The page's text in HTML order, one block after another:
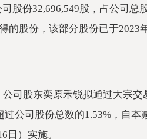
股份32,696,549股，占公司总
的股份，该部分股份已于2023
司股东奕原禾锐拟通过大宗
公司股份总数的1.53%，自本
日）实施。